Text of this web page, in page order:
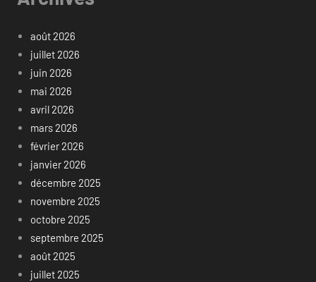
août 2026
juillet 2026
juin 2026
mai 2026
avril 2026
mars 2026
février 2026
janvier 2026
décembre 2025
novembre 2025
octobre 2025
septembre 2025
août 2025
juillet 2025